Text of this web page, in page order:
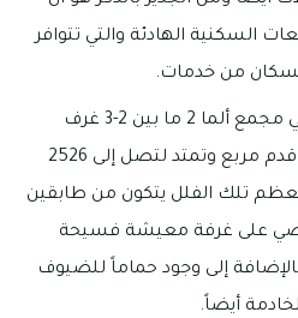
السكنية الهادئة والتي تتوافر
من خدمات.
تتراوح عدد غرف الفلل في مجمع ألما 2 ما بين 2-3 غرف
بمساحات تبدأ من 1750 قدم مربع وتمتد لتصل إلى 2526
تلك الفلل يتكون من طابقين
على غرفة معيشة فسيحة
إلى وجود حماماً للضيوف
أيضاً.